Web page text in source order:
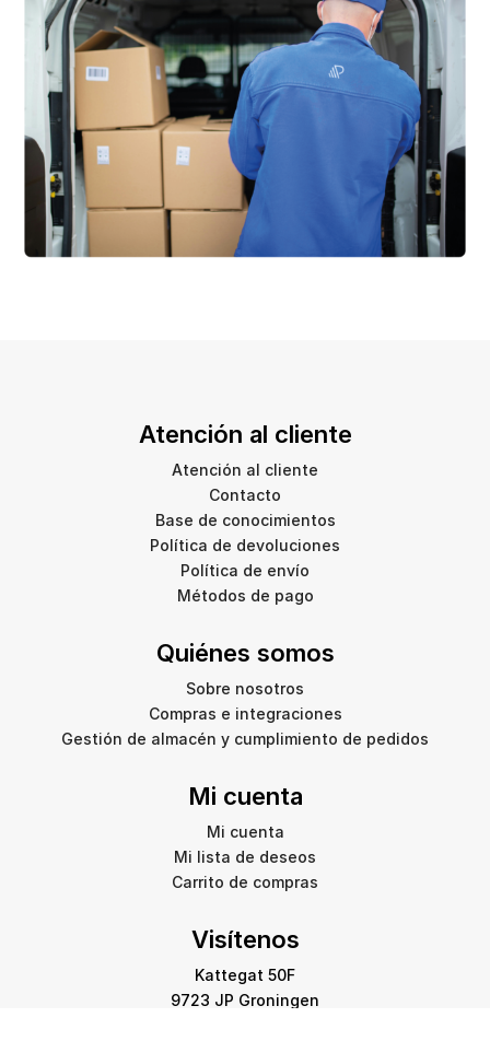
Atención al cliente
Atención al cliente
Contacto
Base de conocimientos
Política de devoluciones
Política de envío
Métodos de pago
Quiénes somos
Sobre nosotros
Compras e integraciones
Gestión de almacén y cumplimiento de pedidos
Mi cuenta
Mi cuenta
Mi lista de deseos
Carrito de compras
Visítenos
Kattegat 50F
9723 JP Groningen